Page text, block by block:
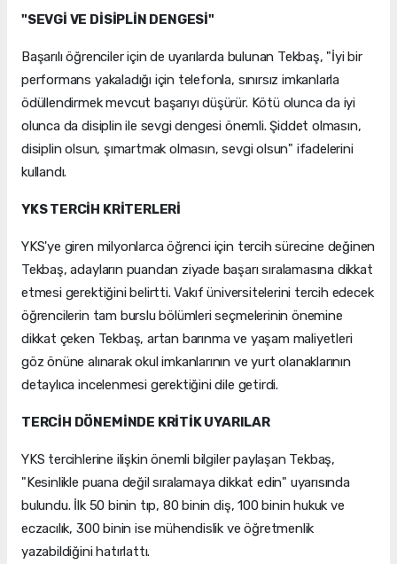
"SEVGİ VE DİSİPLİN DENGESİ"
Başarılı öğrenciler için de uyarılarda bulunan Tekbaş, "İyi bir
performans yakaladığı için telefonla, sınırsız imkanlarla
ödüllendirmek mevcut başarıyı düşürür. Kötü olunca da iyi
olunca da disiplin ile sevgi dengesi önemli. Şiddet olmasın,
disiplin olsun, şımartmak olmasın, sevgi olsun" ifadelerini
kullandı.
YKS TERCİH KRİTERLERİ
YKS'ye giren milyonlarca öğrenci için tercih sürecine değinen
Tekbaş, adayların puandan ziyade başarı sıralamasına dikkat
etmesi gerektiğini belirtti. Vakıf üniversitelerini tercih edecek
öğrencilerin tam burslu bölümleri seçmelerinin önemine
dikkat çeken Tekbaş, artan barınma ve yaşam maliyetleri
göz önüne alınarak okul imkanlarının ve yurt olanaklarının
detaylıca incelenmesi gerektiğini dile getirdi.
TERCİH DÖNEMİNDE KRİTİK UYARILAR
YKS tercihlerine ilişkin önemli bilgiler paylaşan Tekbaş,
"Kesinlikle puana değil sıralamaya dikkat edin" uyarısında
bulundu. İlk 50 binin tıp, 80 binin diş, 100 binin hukuk ve
eczacılık, 300 binin ise mühendislik ve öğretmenlik
yazabildiğini hatırlattı.